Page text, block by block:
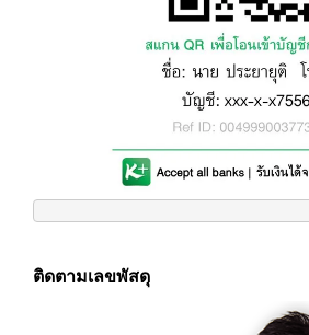
ติดตามเลขพัสดุ